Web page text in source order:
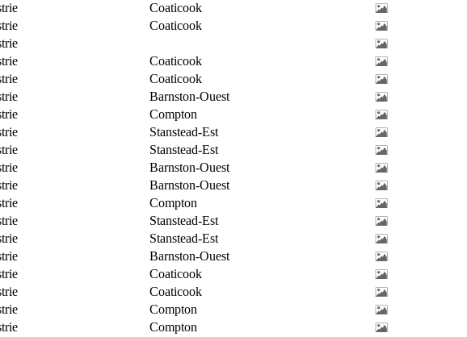
Coaticook
Coaticook
Coaticook
Coaticook
Barnston-Ouest
Compton
Stanstead-Est
Stanstead-Est
Barnston-Ouest
Barnston-Ouest
Compton
Stanstead-Est
Stanstead-Est
Barnston-Ouest
Coaticook
Coaticook
Compton
Compton